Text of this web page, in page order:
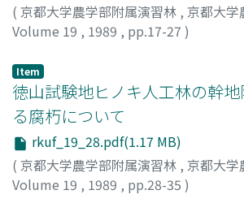
( 京都大学農学部附属演習林 , 京都大学
Volume 19 , 1989 , pp.17-27 )
政彦;
Item
徳山試験地ヒノキ人工林の幹
る腐朽について
rkuf_19_28.pdf(1.17 MB)
( 京都大学農学部附属演習林 , 京都大学
Volume 19 , 1989 , pp.28-35 )